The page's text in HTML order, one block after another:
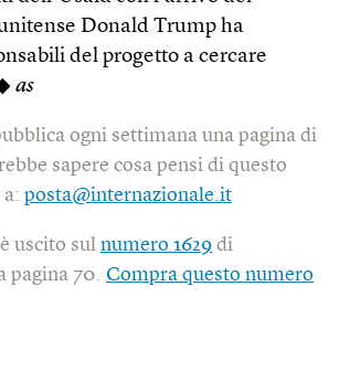
Donald Trump ha
del progetto a cercare
as
ogni settimana una pagina di
sapere cosa pensi di questo
posta@internazionale.it
uscito sul numero 1629 di
pagina 70. Compra questo numero